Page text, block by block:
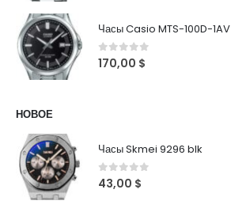
Часы Casio MTS-100D-1AV
0out of 5
170,00 $
НОВОЕ
Часы Skmei 9296 blk
0 out of 5
43,00 $